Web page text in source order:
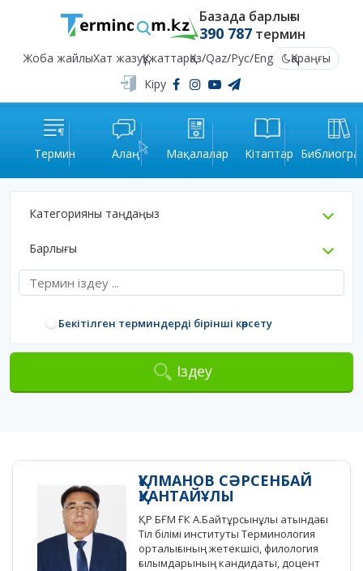
Базада барлығы
390 787термин
Жоба жайлыХат жазуҚұжаттарҚаз/Qaz/Рус/Eng
Қараңғы
Кіру
Термин Алаң Мақалалар Кітаптар
Категорияны таңдаңыз
Барлығы
Бекітілген терминдерді бірінші көрсету
Іздеу
ҚҰЛМАНОВ СӘРСЕНБАЙ
ҚУАНТАЙҰЛЫ
ҚР БҒМ ҒК А.Байтұрсынұлы атындағы
Тіл білімі институты Терминология
орталығының жетекшісі, филология
ғылымдарының кандидаты, доцент